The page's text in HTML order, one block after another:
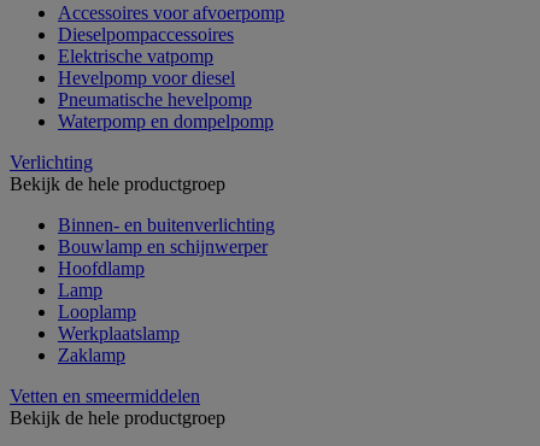
Accessoires voor afvoerpomp
Dieselpompaccessoires
Elektrische vatpomp
Hevelpomp voor diesel
Pneumatische hevelpomp
Waterpomp en dompelpomp
Verlichting
Bekijk de hele productgroep
Binnen- en buitenverlichting
Bouwlamp en schijnwerper
Hoofdlamp
Lamp
Looplamp
Werkplaatslamp
Zaklamp
Vetten en smeermiddelen
Bekijk de hele productgroep